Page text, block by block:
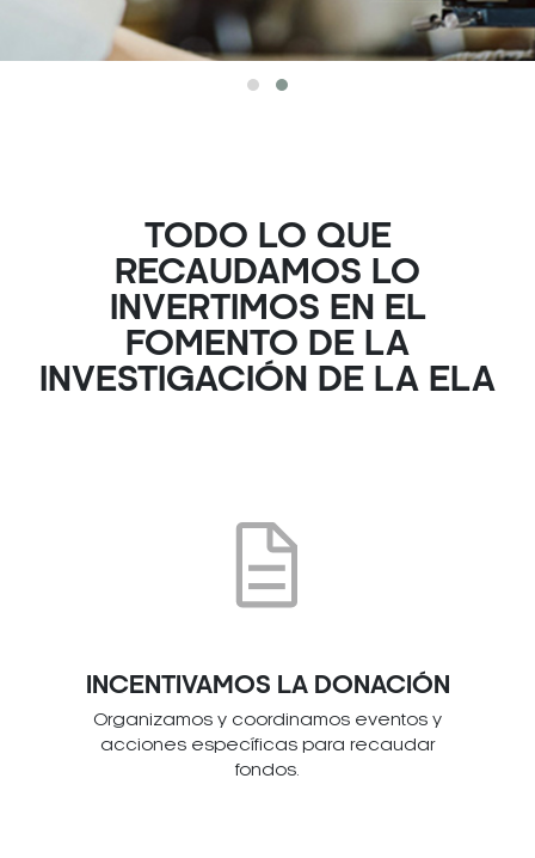
TODO LO QUE
RECAUDAMOS LO
INVERTIMOS EN EL
FOMENTO DE LA
INVESTIGACIÓN DE LA ELA
INCENTIVAMOS LA DONACIÓN
Organizamos y coordinamos eventos y
acciones específicas para recaudar
fondos.